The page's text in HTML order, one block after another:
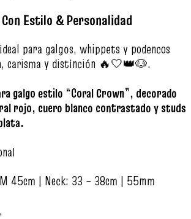
Estilo & Personalidad
para galgos, whippets y podencos
carisma y distinción 🔥🤍👑🐶.
galgo estilo “Coral Crown”, decorado
rojo, cuero blanco contrastado y studs
M 45cm | Neck: 33 – 38cm | 55mm
,